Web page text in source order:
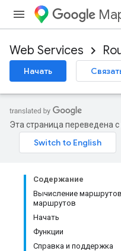
Web Services
Начать
Эта страница переведена
Содержание
Вычисление
маршрутов
Начать
Функции
Справка и поддержка